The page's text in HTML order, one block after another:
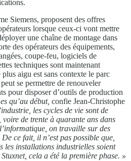
Siemens, proposent des offres
lorsque ceux-ci vont mettre
une chaîne de montage dans
des opérateurs des équipements,
coupe-feu, logiciels de
techniques sont maintenant
aigu est sans contexte le parc
se permettre de renouveler
pour disposer d’outils de production
qu’au début, confie Jean-Christophe
les cycles de vie sont de
voire de trente à quarante ans dans
on travaille sur des
De ce fait, il n’est pas possible que,
les installations industrielles soient
cela a été la première phase. »